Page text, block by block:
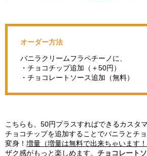
オーダー方法
バニラクリームフラペチーノに、
・チョコチップ追加（＋50円）
・チョコレートソース追加（無料）
こちらも、50円プラスすればできるカスタ
チョコチップを追加することでバニラとチ
変身！ 増量（増量は無料で出来ちゃいます
ザク感がもっと楽しめます。 チョコレート